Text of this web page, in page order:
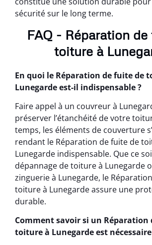
sécurité sur le long terme.
FAQ - Réparation
toiture à
En quoi le Réparation de fuite de
Lunegarde est-il indispensable ?
Faire appel à un couvreur à
préserver l’étanchéité de votre
temps, les éléments de couverture
rendant le Réparation de fuite de
Lunegarde indispensable. Que ce
dépannage de toiture à Lunegarde
zinguerie à Lunegarde, le
toiture à Lunegarde assure une
durable.
Comment savoir si un Réparation
toiture à Lunegarde est